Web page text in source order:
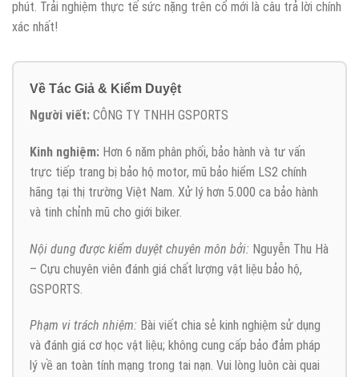
phút. Trải nghiệm thực tế sức nặng trên cổ mới là câu trả lời chính
xác nhất!
Về Tác Giả & Kiểm Duyệt
Người viết: CÔNG TY TNHH GSPORTS
Kinh nghiệm: Hơn 6 năm phân phối, bảo hành và tư vấn
trực tiếp trang bị bảo hộ motor, mũ bảo hiểm LS2 chính
hãng tại thị trường Việt Nam. Xử lý hơn 5.000 ca bảo hành
và tinh chỉnh mũ cho giới biker.
Nội dung được kiểm duyệt chuyên môn bởi: Nguyễn Thu Hà
– Cựu chuyên viên đánh giá chất lượng vật liệu bảo hộ,
GSPORTS.
Phạm vi trách nhiệm: Bài viết chia sẻ kinh nghiệm sử dụng
và đánh giá cơ học vật liệu; không cung cấp bảo đảm pháp
lý về an toàn tính mạng trong tai nạn. Vui lòng luôn cài quai